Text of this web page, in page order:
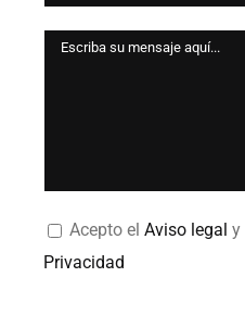
Acepto elAviso legal y
Privacidad